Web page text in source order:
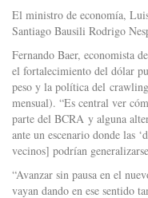
El ministro de economí­a,
Santiago Bausili Rodrigo
Fernando Baer, economista
el fortalecimiento del dólar
peso y la política del
mensual). “Es central ver
parte del BCRA y alguna
ante un escenario donde las
vecinos] podrían
“Avanzar sin pausa en el
vayan dando en ese sentido